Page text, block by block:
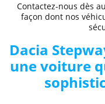
Contactez-nous dès
façon dont nos
Dacia
une voiture